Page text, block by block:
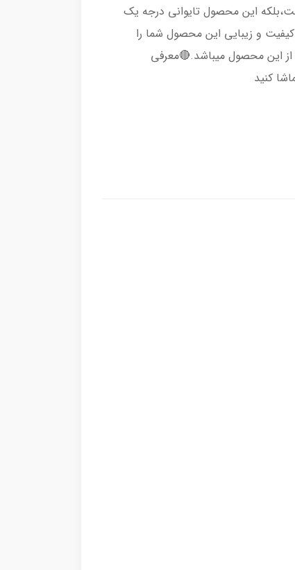
و دوام.این یک کاره چینی درجه 3 نیست،بلکه این محصول تایوانی درجه یک
و زیبایی این محصول شما را
میکند.قیمت درج شده ،قیمت 4 عدد از این محصول میباشد.🔴معرفی
کنید